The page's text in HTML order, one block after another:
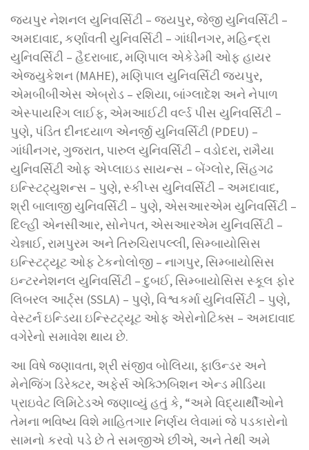
જયપુર નેશનલ યુનિવર્સિટી – જયપુર, જેજી યુનિવર્સિટી –
અમદાવાદ, કર્ણાવતી યુનિવર્સિટી – ગાંધીનગર, મહિન્દ્રા
યુનિવર્સિટી – હૈદરાબાદ, મણિપાલ એકેડેમી ઓફ હાયર
એજ્યુકેશન (MAHE), મણિપાલ યુનિવર્સિટી જયપુર,
એમબીબીએસ એબ્રોડ – રશિયા, બાંગ્લાદેશ અને નેપાળ
એસ્પાયરિંગ લાઈફ, એમઆઈટી વર્લ્ડ પીસ યુનિવર્સિટી –
પુણે, પંડિત દીનદયાળ એનર્જી યુનિવર્સિટી (PDEU) –
ગાંધીનગર, ગુજરાત, પારુલ યુનિવર્સિટી – વડોદરા, રામૈયા
યુનિવર્સિટી ઓફ એપ્લાઇડ સાયન્સ – બેંગ્લોર, સિંહગઢ
ઇન્સ્ટિટ્યુશન્સ – પુણે, સ્કીપ્સ યુનિવર્સિટી – અમદાવાદ,
શ્રી બાલાજી યુનિવર્સિટી – પુણે, એસઆરએમ યુનિવર્સિટી –
દિલ્હી એનસીઆર, સોનેપત, એસઆરએમ યુનિવર્સિટી –
ચેન્નાઈ, રામપુરમ અને તિરુચિરાપલ્લી, સિમ્બાયોસિસ
ઇન્સ્ટિટ્યૂટ ઓફ ટેકનોલોજી – નાગપુર, સિમ્બાયોસિસ
ઇન્ટરનેશનલ યુનિવર્સિટી – દુબઈ, સિમ્બાયોસિસ સ્કૂલ ફોર
લિબરલ આર્ટ્સ (SSLA) – પુણે, વિશ્વકર્મા યુનિવર્સિટી – પુણે,
વેસ્ટર્ન ઇન્ડિયા ઇન્સ્ટિટ્યૂટ ઓફ એરોનોટિક્સ – અમદાવાદ
વગેરેનો સમાવેશ થાય છે.
આ વિષે જણાવતા, શ્રી સંજીવ બોલિયા, ફાઉન્ડર અને
મેનેજિંગ ડિરેક્ટર, અફેર્સ એક્ઝિબિશન એન્ડ મીડિયા
પ્રાઇવેટ લિમિટેડએ જણાવ્યું હતું કે, “અમે વિદ્યાર્થીઓને
તેમના ભવિષ્ય વિશે માહિતગાર નિર્ણય લેવામાં જે પડકારોનો
સામનો કરવો પડે છે તે સમજીએ છીએ, અને તેથી અમે